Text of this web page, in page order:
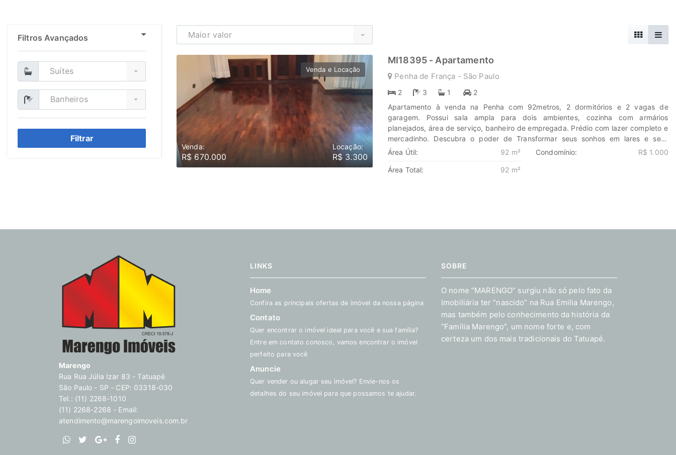
Filtros Avançados
Suítes
Banheiros
Filtrar
Maior valor
Venda e Locação
Venda:
R$ 670.000
Locação:
R$ 3.300
MI18395 - Apartamento
Penha de França - São Paulo
2 3 1
2
Apartamento à venda na Penha com 92metros, 2 dormitórios e 2 vagas de
garagem. Possui sala ampla para dois ambientes, cozinha com armários
planejados, área de serviço, banheiro de empregada. Prédio com lazer completo e
mercadinho. Descubra o poder de Transformar seus sonhos em lares e seus
investimentos em oportunidades. Na Marengo Imóveis cada passo é uma nova
www.marengoimoveis.com.br 11-99203-8087
Área Útil: 92 m²
Área Total: 92 m²
Condomínio: R$ 1.000
Marengo
Rua Rua Júlia Izar 83 - Tatuapé
São Paulo - SP - CEP: 03318-030
Tel.: (11) 2268-1010
(11) 2268-2268 - Email:
atendimento@marengoimoveis.com.br
LINKS
Home
Confira as principais ofertas de imóvel da nossa página
Contato
Quer encontrar o imóvel ideal para você e sua família?
Entre em contato conosco, vamos encontrar o imóvel
perfeito para você
Anuncie
Quer vender ou alugar seu imóvel? Envie-nos os
detalhes do seu imóvel para que possamos te ajudar.
SOBRE
O nome “MARENGO” surgiu não só pelo fato da
Imobiliária ter “nascido” na Rua Emilia Marengo,
mas também pelo conhecimento da história da
“Família Marengo”, um nome forte e, com
certeza um dos mais tradicionais do Tatuapé.